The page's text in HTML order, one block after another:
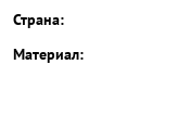
Страна:
Материал: